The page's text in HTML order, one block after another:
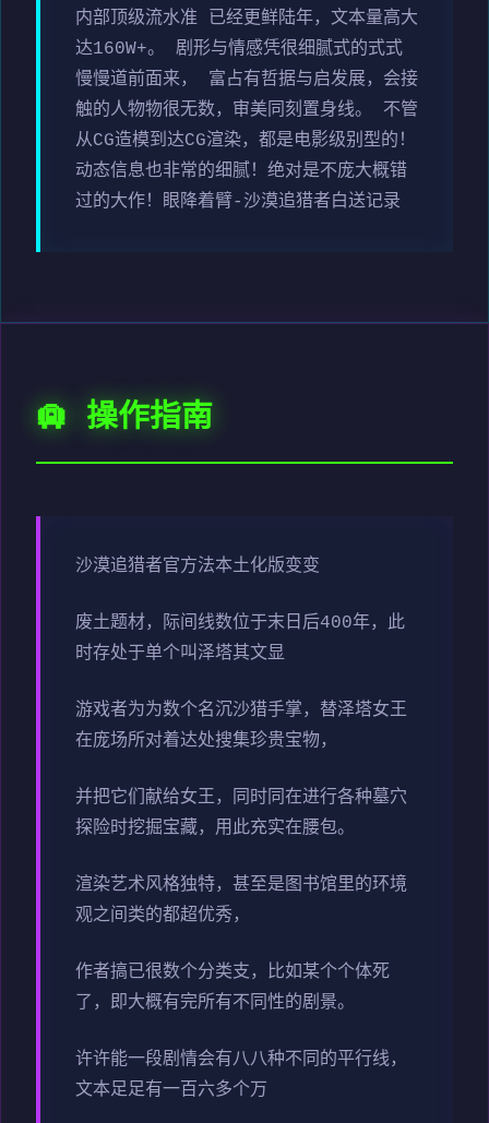
内部顶级流水准 已经更鲜陆年，文本量高大
达160W+。 剧形与情感凭很细腻式的式式
慢慢道前面来， 富占有哲据与启发展，会接
触的人物物很无数，审美同刻置身线。 不管
从CG造模到达CG渲染，都是电影级别型的！
动态信息也非常的细腻！绝对是不庞大概错
过的大作！眼降着臂-沙漠追猎者白送记录
🛄 操作指南
沙漠追猎者官方法本土化版变变
废土题材，际间线数位于末日后400年，此
时存处于单个叫泽塔其文显
游戏者为为数个名沉沙猎手掌，替泽塔女王
在庞场所对着达处搜集珍贵宝物，
并把它们献给女王，同时同在进行各种墓穴
探险时挖掘宝藏，用此充实在腰包。
渲染艺术风格独特，甚至是图书馆里的环境
观之间类的都超优秀，
作者搞已很数个分类支，比如某个个体死
了，即大概有完所有不同性的剧景。
许许能一段剧情会有八八种不同的平行线，
文本足足有一百六多个万